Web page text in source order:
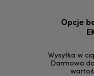
Opcje
Wysyłka w
Darmowa